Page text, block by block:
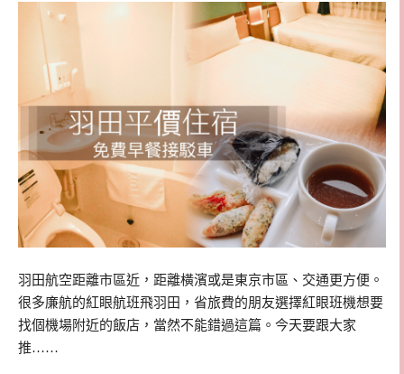
羽田航空距離市區近，距離橫濱或是東京市區、交通更方便。
很多廉航的紅眼航班飛羽田，省旅費的朋友選擇紅眼班機想要
找個機場附近的飯店，當然不能錯過這篇。今天要跟大家
推……